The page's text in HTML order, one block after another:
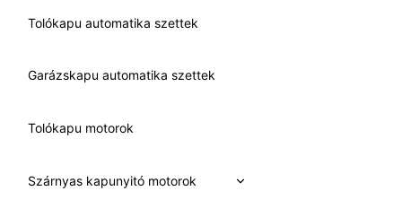
Tolókapu automatika szettek
Garázskapu automatika szettek
Tolókapu motorok
Szárnyas kapunyitó motorok
child